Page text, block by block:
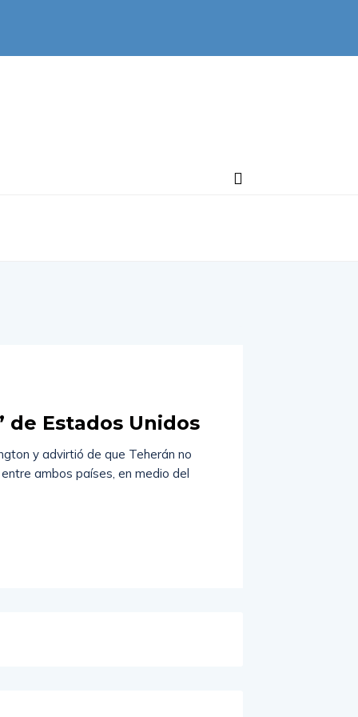
de Estados Unidos
y advirtió de que Teherán no
ambos países, en medio del